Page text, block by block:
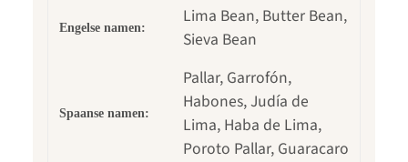
Engelse namen:
Lima Bean, Butter Bean,
Sieva Bean
Spaanse namen:
Pallar, Garrofón,
Habones, Judía de
Lima, Haba de Lima,
Poroto Pallar, Guaracaro